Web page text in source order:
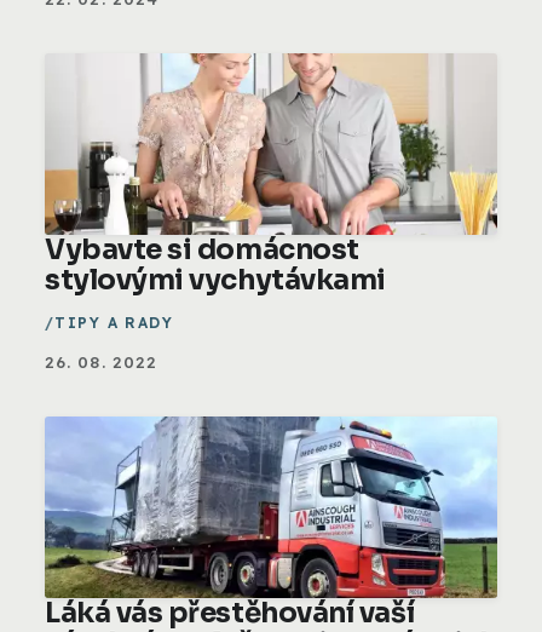
Vybavte si domácnost
stylovými vychytávkami
TIPY A RADY
26. 08. 2022
Láká vás přestěhování vaší